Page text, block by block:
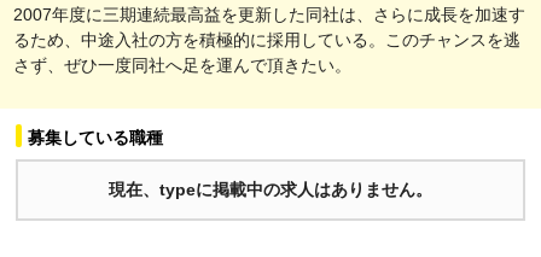
2007年度に三期連続最高益を更新した同社は、さらに成長を加速す
るため、中途入社の方を積極的に採用している。このチャンスを逃
さず、ぜひ一度同社へ足を運んで頂きたい。
募集している職種
現在、typeに掲載中の求人はありません。